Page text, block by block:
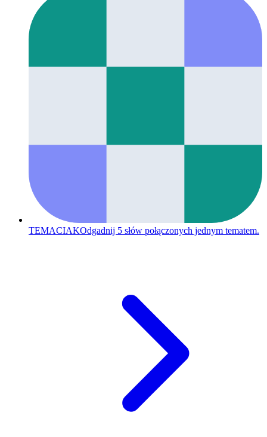
TEMACIAKOdgadnij 5 słów połączonych jednym tematem.